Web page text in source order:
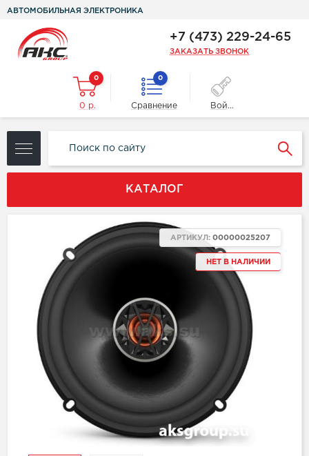
АВТОМОБИЛЬНАЯ ЭЛЕКТРОНИКА
+7 (473) 229-24-65
ЗАКАЗАТЬ ЗВОНОК
0
0 р.
0
Сравнение Войти
КАТАЛОГ
НЕТ В НАЛИЧИИ
АРТИКУЛ: 00000025207